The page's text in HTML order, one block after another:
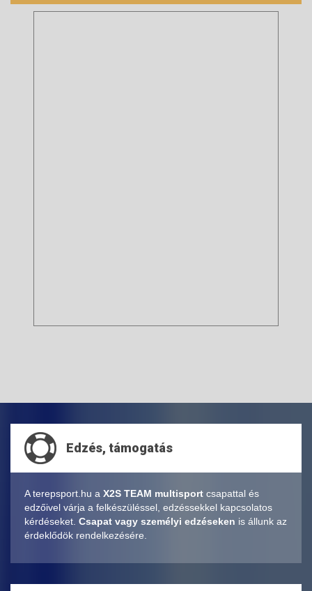
Edzés, támogatás
A terepsport.hu a X2S TEAM multisport csapattal és
edzőivel várja a felkészüléssel, edzéssekkel kapcsolatos
kérdéseket. Csapat vagy személyi edzéseken is állunk az
érdeklődök rendelkezésére.